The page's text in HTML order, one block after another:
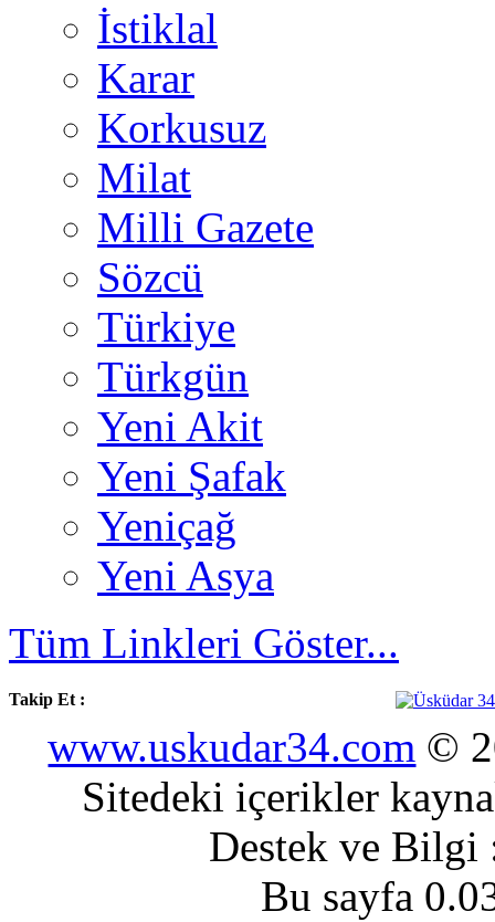
İstiklal
Karar
Korkusuz
Milat
Milli Gazete
Sözcü
Türkiye
Türkgün
Yeni Akit
Yeni Şafak
Yeniçağ
Yeni Asya
Tüm Linkleri Göster...
Takip Et :
www.uskudar34.com ©
Sitedeki içerikler
Destek ve
Bu sayfa